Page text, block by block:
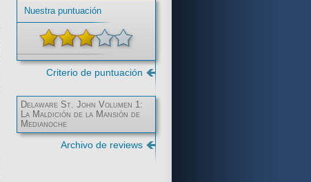
Comentario
Nuestra puntuación
Criterio de puntuación
Delaware St. John Volumen 1:
La Maldición de la Mansión de
Medianoche
Archivo de reviews